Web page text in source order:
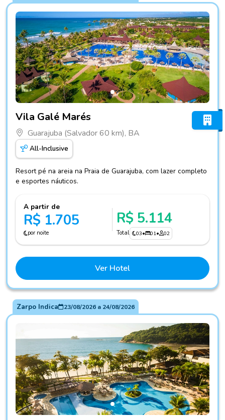
Vila Galé Marés
Guarajuba (Salvador 60 km), BA
All-Inclusive
Resort pé na areia na Praia de Guarajuba, com lazer completo
e esportes náuticos.
A partir de
R$ 1.705
por noite
R$ 5.114
Total 03• 01• 02
Ver Hotel
Zarpo Indica 23/08/2026a 24/08/2026